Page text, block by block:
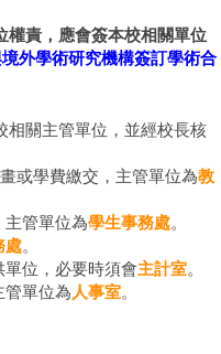
權責，應會簽本校相關單位
外學術研究機構簽訂學術合
相關主管單位，並經校長核
或學費繳交，主管單位為教
主管單位為學生事務處。
處。
位，必要時須會主計室。
管單位為 人事室。